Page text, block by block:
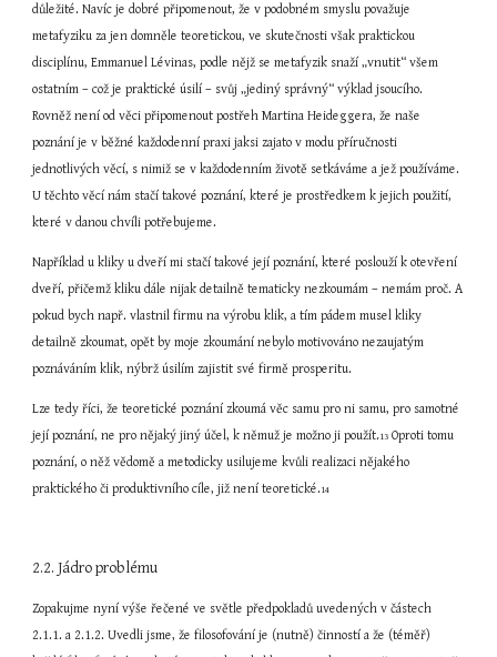
důležité. Navíc je dobré připomenout, že v podobném smyslu považuje
metafyziku za jen domněle teoretickou, ve skutečnosti však praktickou
disciplínu, Emmanuel Lévinas, podle nějž se metafyzik snaží „vnutit“ všem
ostatním – což je praktické úsilí – svůj „jediný správný“ výklad jsoucího.
Rovněž není od věci připomenout postřeh Martina Heideggera, že naše
poznání je v běžné každodenní praxi jaksi zajato v modu příručnosti
jednotlivých věcí, s nimiž se v každodenním životě setkáváme a jež používáme.
U těchto věcí nám stačí takové poznání, které je prostředkem k jejich použití,
které v danou chvíli potřebujeme.
Například u kliky u dveří mi stačí takové její poznání, které poslouží k otevření
dveří, přičemž kliku dále nijak detailně tematicky nezkoumám – nemám proč. A
pokud bych např. vlastnil firmu na výrobu klik, a tím pádem musel kliky
detailně zkoumat, opět by moje zkoumání nebylo motivováno nezaujatým
poznáváním klik, nýbrž úsilím zajistit své firmě prosperitu.
Lze tedy říci, že teoretické poznání zkoumá věc samu pro ni samu, pro samotné
její poznání, ne pro nějaký jiný účel, k němuž je možno ji použít.13 Oproti tomu
poznání, o něž vědomě a metodicky usilujeme kvůli realizaci nějakého
praktického či produktivního cíle, již není teoretické.14
2.2. Jádro problému
Zopakujme nyní výše řečené ve světle předpokladů uvedených v částech
2.1.1. a 2.1.2. Uvedli jsme, že filosofování je (nutně) činností a že (téměř)